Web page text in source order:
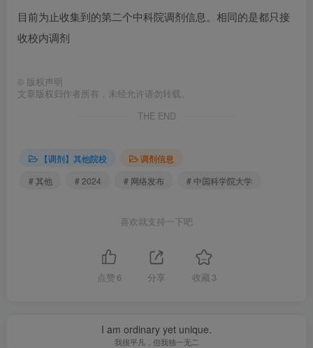
目前为止收集到的第二个中科院调剂信息。相同的是都只接
收校内调剂
© 版权声明
文章版权归作者所有，未经允许请勿转载。
THE END
【调剂】其他院校
调剂信息
# 其他
# 2024 # 网络发布 # 中国科学院大学
喜欢就支持一下吧
点赞 6 分享 收藏 3
I am ordinary yet unique.
我很平凡，但我独一无二